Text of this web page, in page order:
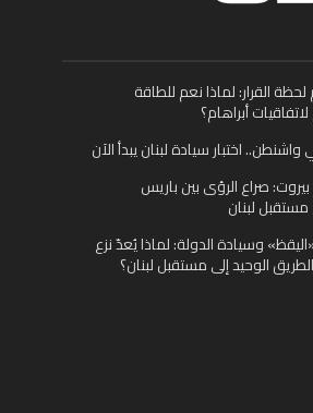
القرار: لماذا نعم للطاقة
أبراهام؟
اختبار سيادة لبنان يبدأ الآن
صراع الرؤى بين باريس
لبنان
«اليقظ» وسيادة الدولة: لماذا يُعدّ نزع
الوحيد إلى مستقبل لبنان؟